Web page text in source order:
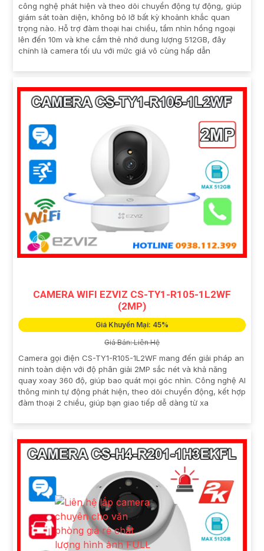
công nghệ phát hiện và theo dõi chuyển động tự động, giúp
giám sát toàn diện, không bỏ lỡ bất kỳ khoảnh khắc quan
trọng nào. Hỗ trợ đàm thoại hai chiều, tầm nhìn hồng ngoại
lên đến 10m và khe cắm thẻ nhớ dung lượng 512GB, đây
chính là camera tối ưu với mức giá vô cùng hấp dẫn
CAMERA WIFI EZVIZ CS-TY1-R105-1L2WF
(2MP)
Giá Khuyến Mại: 45%
Giá Bán: Liên Hệ
Camera gọi điện CS-TY1-R105-1L2WF mang đến giải pháp an
ninh toàn diện với độ phân giải 2MP sắc nét và khả năng
quay xoay 360 độ, giúp bao quát mọi góc nhìn. Công nghệ AI
thông minh tự động phát hiện, theo dõi chuyển động, kết hợp
đàm thoại 2 chiều, giúp bạn giao tiếp dễ dàng từ xa